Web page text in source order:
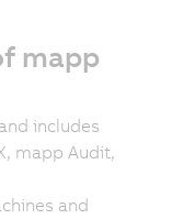
mapp
includes
mapp Audit,
and